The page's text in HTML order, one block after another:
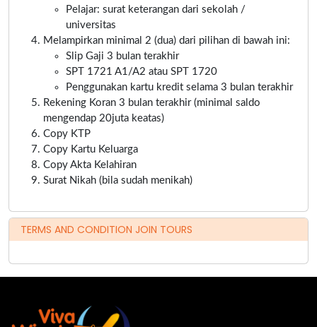
Pelajar: surat keterangan dari sekolah /
universitas
Melampirkan minimal 2 (dua) dari pilihan di bawah ini:
Slip Gaji 3 bulan terakhir
SPT 1721 A1/A2 atau SPT 1720
Penggunakan kartu kredit selama 3 bulan terakhir
Rekening Koran 3 bulan terakhir (minimal saldo
mengendap 20juta keatas)
Copy KTP
Copy Kartu Keluarga
Copy Akta Kelahiran
Surat Nikah (bila sudah menikah)
TERMS AND CONDITION JOIN TOURS